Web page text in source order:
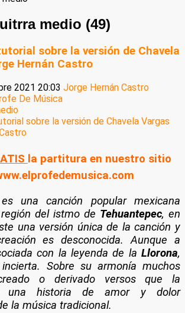
medio (49)
sobre la versión de Chavela
Hernán Castro
2021 20:03 Jorge Hernán Castro
De Música
la partitura en nuestro sitio
una canción popular mexicana
del istmo de Tehuantepec, en
una versión única de la canción y
es desconocida. Aunque a
con la leyenda de la Llorona,
Sobre su armonía muchos
o derivado versos que la
una historia de amor y dolor
la música tradicional.